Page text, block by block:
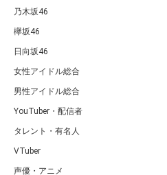
乃木坂46
欅坂46
日向坂46
女性アイドル総合
男性アイドル総合
YouTuber・配信者
タレント・有名人
VTuber
声優・アニメ